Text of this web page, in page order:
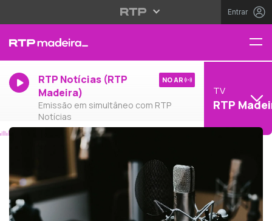
Entrar
RTP Notícias (RTP
Madeira)
Emissão em simultâneo com RTP
Notícias
NO AR
TV
RTP